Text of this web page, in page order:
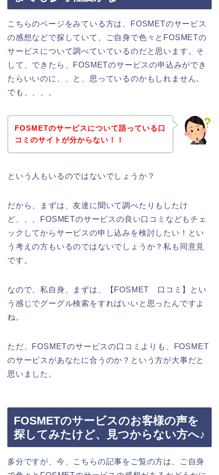
こちらのページをみている方は、FOSMETのサービス
の感想などで探していて、ご自身で色々とFOSMETの
サービスについて調べていているのだと思います。そ
して、できたら、FOSMETのサービスの申込みができ
たらいいのに、、と、思っているのかもしれません。
でも、、、。
FOSMETのサービスについて語っている口
コミのサイトが分からない！！
という人もいるのではないでしょうか？
だから、まずは、友達に聞いて調べたりもしたけ
ど、、、FOSMETのサービスの良い口コミなどもチェ
ックしてからサービスの申し込みを検討したい！とい
う考えの方もいるのではないでしょうか？私も同意見
です。
なので、私自身、まずは、【FOSMET 口コミ】とい
う感じでグーグル検索をすればいいと思ったんですよ
ね。
ただ、FOSMETのサービスの口コミよりも、FOSMET
のサービスがあなたに合うのか？という方が大事だと
思いました。
FOSMETのサービスのお客様の声を
探してみたけど、見つからない方へ♪
多分ですが、今、こちらの記事をご覧の方は、ご自身